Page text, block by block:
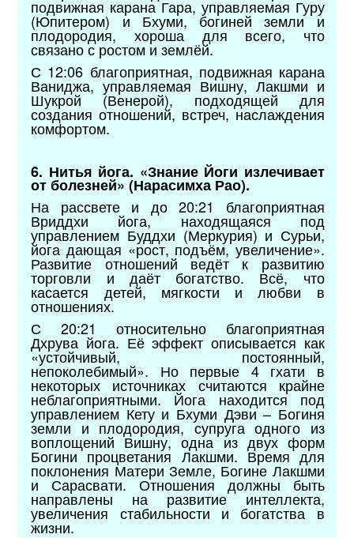
подвижная карана Гара, управляемая Гуру
(Юпитером) и Бхуми, богиней земли и
плодородия, хороша для всего, что
связано с ростом и землёй.
С 12:06 благоприятная, подвижная карана
Ваниджа, управляемая Вишну, Лакшми и
Шукрой (Венерой), подходящей для
создания отношений, встреч, наслаждения
комфортом.
6. Нитья йога. «Знание Йоги излечивает
от болезней» (Нарасимха Рао).
На рассвете и до 20:21 благоприятная
Вриддхи йога, находящаяся под
управлением Буддхи (Меркурия) и Сурьи,
йога дающая «рост, подъём, увеличение».
Развитие отношений ведёт к развитию
торговли и даёт богатство. Всё, что
касается детей, мягкости и любви в
отношениях.
С 20:21 относительно благоприятная
Дхрува йога. Её эффект описывается как
«устойчивый, постоянный,
непоколебимый». Но первые 4 гхати в
некоторых источниках считаются крайне
неблагоприятными. Йога находится под
управлением Кету и Бхуми Дэви – Богиня
земли и плодородия, супруга одного из
воплощений Вишну, одна из двух форм
Богини процветания Лакшми. Время для
поклонения Матери Земле, Богине Лакшми
и Сарасвати. Отношения должны быть
направлены на развитие интеллекта,
увеличения стабильности и богатства в
жизни.